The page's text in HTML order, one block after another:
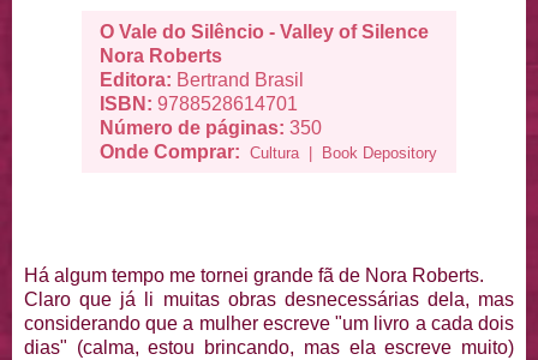
O Vale do Silêncio - Valley of Silence
Nora Roberts
Editora: Bertrand Brasil
ISBN: 9788528614701
Número de páginas: 350
Onde Comprar:
Cultura | Book Depository
Há algum tempo me tornei grande fã de Nora Roberts.
Claro que já li muitas obras desnecessárias dela, mas
considerando que a mulher escreve "um livro a cada dois
dias" (calma, estou brincando, mas ela escreve muito)